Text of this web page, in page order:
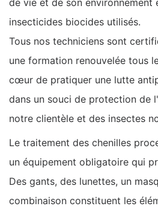
de vie et de son environnement
insecticides biocides utilisés.
Tous nos techniciens sont
une formation renouvelée tous
cœur de pratiquer une lutte
dans un souci de protection de
notre clientèle et des insectes
Le traitement des chenilles
un équipement obligatoire qui
Des gants, des lunettes, un
combinaison constituent les